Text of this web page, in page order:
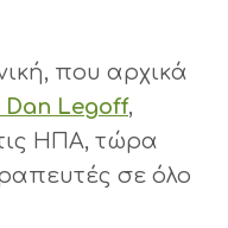
που αρχικά
Dan Legoff,
ΗΠΑ, τώρα
σε όλο